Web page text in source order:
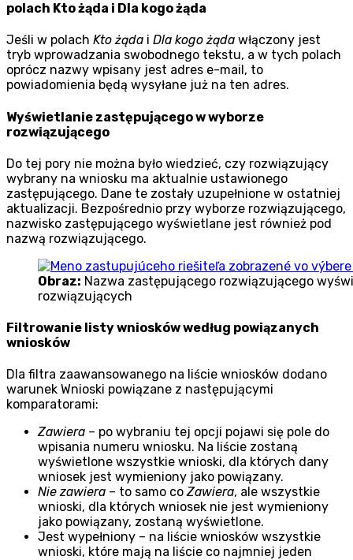
polach Kto żąda i Dla kogo żąda
Jeśli w polach Kto żąda i Dla kogo żąda włączony jest
tryb wprowadzania swobodnego tekstu, a w tych polach
oprócz nazwy wpisany jest adres e-mail, to
powiadomienia będą wysyłane już na ten adres.
Wyświetlanie zastępującego w wyborze
rozwiązującego
Do tej pory nie można było wiedzieć, czy rozwiązujący
wybrany na wniosku ma aktualnie ustawionego
zastępującego. Dane te zostały uzupełnione w ostatniej
aktualizacji. Bezpośrednio przy wyborze rozwiązującego,
nazwisko zastępującego wyświetlane jest również pod
nazwą rozwiązującego.
Obraz: Nazwa zastępującego rozwiązującego
rozwiązujących
Filtrowanie listy wniosków według powiązanych
wniosków
Dla filtra zaawansowanego na liście wniosków dodano
warunek Wnioski powiązane z następującymi
komparatorami:
Zawiera – po wybraniu tej opcji pojawi się pole do
wpisania numeru wniosku. Na liście zostaną
wyświetlone wszystkie wnioski, dla których dany
wniosek jest wymieniony jako powiązany.
Nie zawiera – to samo coZawiera, ale wszystkie
wnioski, dla których wniosek nie jest wymieniony
jako powiązany, zostaną wyświetlone.
Jest wypełniony – na liście wniosków wszystkie
wnioski, które mają na liście co najmniej jeden